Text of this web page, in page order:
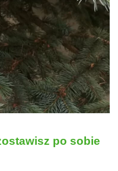
po sobie